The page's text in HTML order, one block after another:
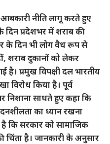
नीति लागू करते हुए
दिन प्रदेशभर में शराब की
के दिन भी लोग वैध रूप से
शराब दुकानों को लेकर
है। प्रमुख विपक्षी दल भारतीय
विरोध किया है। पूर्व
निशाना साधते हुए कहा कि
का ध्यान रखना
कि सरकार को सामाजिक
चिंता है। जानकारी के अनुसार